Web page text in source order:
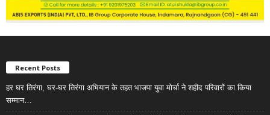
Recent Posts
हर घर तिरंगा, घर-घर तिरंगा अभियान के तहत भाजपा युवा मोर्चा ने शहीद परिवारों का किया
सम्मान…